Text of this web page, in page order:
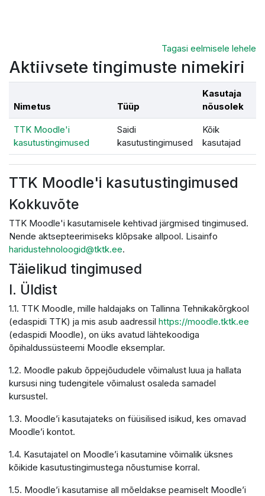
Tagasi eelmisele lehele
Aktiivsete tingimuste nimekiri
Nimetus Tüüp
Kasutaja
nõusolek
TTK Moodle'i
kasutustingimused
Saidi
kasutustingimused
Kõik
kasutajad
TTK Moodle'i kasutustingimused
Kokkuvõte
TTK Moodle'i kasutamisele kehtivad järgmised tingimused.
Nende aktsepteerimiseks klõpsake allpool. Lisainfo
haridustehnoloogid@tktk.ee.
Täielikud tingimused
I. Üldist
1.1. TTK Moodle, mille haldajaks on Tallinna Tehnikakõrgkool
(edaspidi TTK) ja mis asub aadressil https://moodle.tktk.ee
(edaspidi Moodle), on üks avatud lähtekoodiga
õpihaldussüsteemi Moodle eksemplar.
1.2. Moodle pakub õppejõududele võimalust luua ja hallata
kursusi ning tudengitele võimalust osaleda samadel
kursustel.
1.3. Moodle’i kasutajateks on füüsilised isikud, kes omavad
Moodle’i kontot.
1.4. Kasutajatel on Moodle’i kasutamine võimalik üksnes
kõikide kasutustingimustega nõustumise korral.
1.5. Moodle’i kasutamise all mõeldakse peamiselt Moodle’i